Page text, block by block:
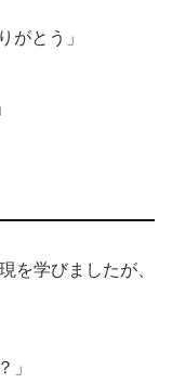
とう」
を学びましたが、
」